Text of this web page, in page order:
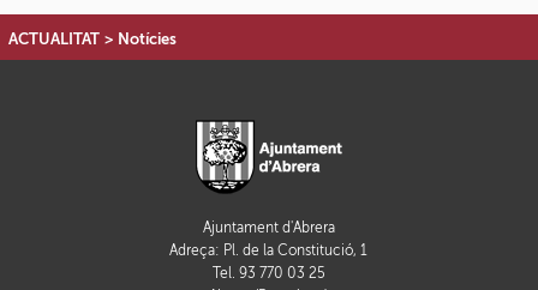
ACTUALITAT > Notícies
Ajuntament d'Abrera
Adreça: Pl. de la Constitució, 1
Tel. 93 770 03 25